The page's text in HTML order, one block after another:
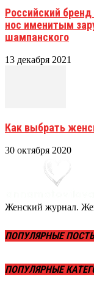
Российский
нос именитым
шампанского
13 декабря 2021
Как выбрать
30 октября 2020
Женский журнал.
ПОПУЛЯРНЫЕ
ПОПУЛЯРНЫЕ